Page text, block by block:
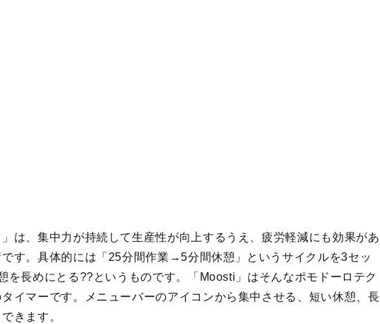
」は、集中力が持続して生産性が向上するうえ、疲労軽減にも効果があ
す。具体的には「25分間作業→5分間休憩」というサイクルを3セッ
を長めにとる??というものです。「Moosti」はそんなポモドーロテク
イマーです。メニューバーのアイコンから集中させる、短い休憩、長
きます。